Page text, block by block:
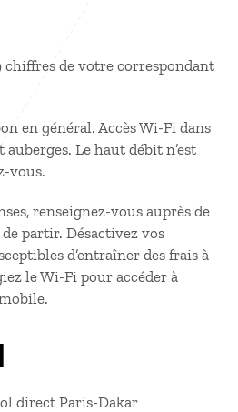
chiffres de votre correspondant
en général. Accès Wi-Fi dans
Le haut débit n’est
vous.
renseignez-vous auprès de
partir. Désactivez vos
d’entraîner des frais à
le Wi-Fi pour accéder à
direct Paris-Dakar